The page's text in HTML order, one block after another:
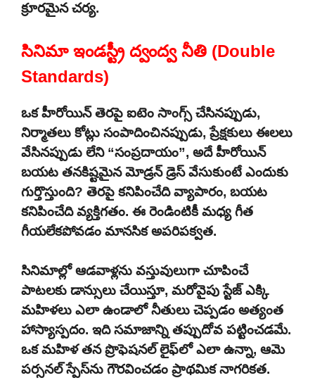
క్రూరమైన చర్య.
సినిమా ఇండస్ట్రీ ద్వంద్వ నీతి (Double
Standards)
ఒక హీరోయిన్ తెరపై ఐటెం సాంగ్స్ చేసినప్పుడు,
నిర్మాతలు కోట్లు సంపాదించినప్పుడు, ప్రేక్షకులు ఈలలు
వేసినప్పుడు లేని “సంప్రదాయం”, అదే హీరోయిన్
బయట తనకిష్టమైన మోడ్రన్ డ్రెస్ వేసుకుంటే ఎందుకు
గుర్తొస్తుంది? తెరపై కనిపించేది వ్యాపారం, బయట
కనిపించేది వ్యక్తిగతం. ఈ రెండింటికీ మధ్య గీత
గీయలేకపోవడం మానసిక అపరిపక్వత.
సినిమాల్లో ఆడవాళ్లను వస్తువులుగా చూపించే
పాటలకు డాన్సులు చేయిస్తూ, మరోవైపు స్టేజ్ ఎక్కి
మహిళలు ఎలా ఉండాలో నీతులు చెప్పడం అత్యంత
హాస్యాస్పదం. ఇది సమాజాన్ని తప్పుదోవ పట్టించడమే.
ఒక మహిళ తన ప్రొఫెషనల్ లైఫ్‌లో ఎలా ఉన్నా, ఆమె
పర్సనల్ స్పేస్‌ను గౌరవించడం ప్రాథమిక నాగరికత.